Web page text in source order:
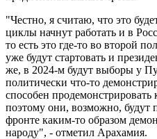
"Честно, я считаю, что это
циклы начнут работать и в
то есть это где-то во второй
уже будут стартовать и
же, в 2024-м будут выборы у
политически что-то
способен продемонстрировать
поэтому они, возможно, будут
фронте каким-то образом
народу", - отметил Арахамия.